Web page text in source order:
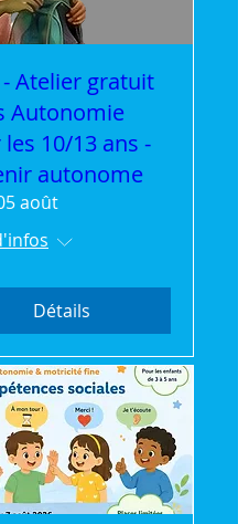
- Atelier gratuit
Autonomie
10/13 ans -
autonome
août
Détails